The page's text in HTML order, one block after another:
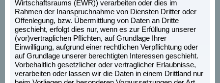
Wirtschaftsraums (EWR)) verarbeiten oder dies im
Rahmen der Inanspruchnahme von Diensten Dritter oder
Offenlegung, bzw. Übermittlung von Daten an Dritte
geschieht, erfolgt dies nur, wenn es zur Erfüllung unserer
(vor)vertraglichen Pflichten, auf Grundlage Ihrer
Einwilligung, aufgrund einer rechtlichen Verpflichtung oder
auf Grundlage unserer berechtigten Interessen geschieht.
Vorbehaltlich gesetzlicher oder vertraglicher Erlaubnisse,
verarbeiten oder lassen wir die Daten in einem Drittland nur